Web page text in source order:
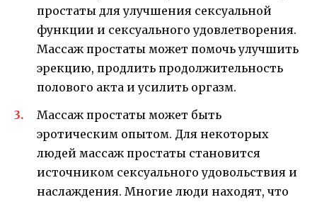
простаты для улучшения сексуальной
функции и сексуального удовлетворения.
Массаж простаты может помочь улучшить
эрекцию, продлить продолжительность
полового акта и усилить оргазм.
Массаж простаты может быть
эротическим опытом. Для некоторых
людей массаж простаты становится
источником сексуального удовольствия и
наслаждения. Многие люди находят, что